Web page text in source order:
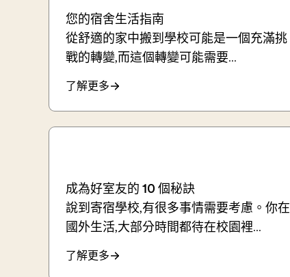
您的宿舍生活指南
從舒適的家中搬到學校可能是一個充滿挑
戰的轉變,而這個轉變可能需要...
了解更多
成為好室友的 10 個秘訣
說到寄宿學校,有很多事情需要考慮。你在
國外生活,大部分時間都待在校園裡...
了解更多